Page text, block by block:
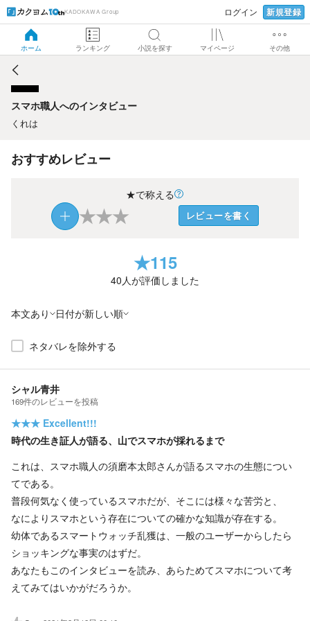
KADOKAWA Group ログイン 新規登録
ホーム ランキング 小説を探す マイページ その他
スマホ職人へのインタビュー
スマホ職人へのインタビュー
くれは
おすすめレビュー
★で称える
★★★ レビューを書く
★115
40人が評価しました
本文あり 日付が新しい順
ネタバレを除外する
シャル青井
169件のレビューを投稿
★★★ Excellent!!!
時代の生き証人が語る、山でスマホが採れるまで
これは、スマホ職人の須磨本太郎さんが語るスマホの生態につい
てである。
普段何気なく使っているスマホだが、そこには様々な苦労と、
なによりスマホという存在についての確かな知識が存在する。
幼体であるスマートウォッチ乱獲は、一般のユーザーからしたら
ショッキングな事実のはずだ。
あなたもこのインタビューを読み、あらためてスマホについて考
えてみてはいかがだろうか。